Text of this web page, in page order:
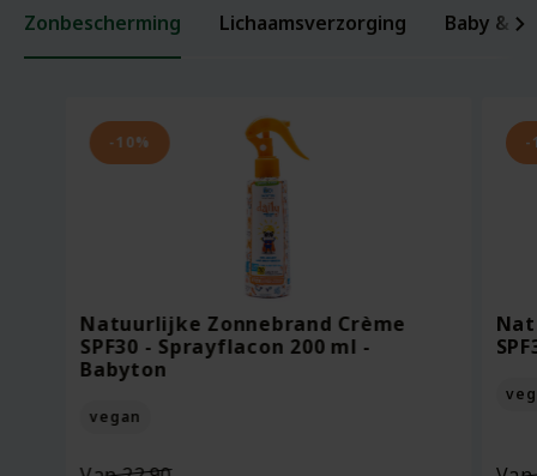
Bekijken
Oorspronkelijke
is:
€13.27.
Bekijken
Zonbescherming Lichaamsverzorging Baby &
-10%
Natuurlijke Zonnebrand Crème
SPF30 - Sprayflacon 200 ml -
Babyton
vegan
-